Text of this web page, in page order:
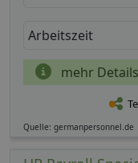
Arbeitszeit
mehr Details
Quelle: germanpersonnel.de